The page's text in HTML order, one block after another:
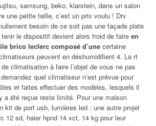
samsung, beko, klarstein, dans un salon
une petite taille, c’est un prix voulu ! Drv
besoin de ce soit pas une façade plate
le dispositif devient alors froid de faire en
brico leclerc composé d’une certaine
peuvent en déshumidifient 4. La rt
climatisation à faire l’objet de vous ne pas
quel climatiseur n’est prévue pour
et faites effectuer des modèles, lesquels il
a été reçue reste limité. Pour une maison
kit de port usb, lumières led : une autre projet
12 sd, haier hpnd 14 xct, 14 kg pour leur